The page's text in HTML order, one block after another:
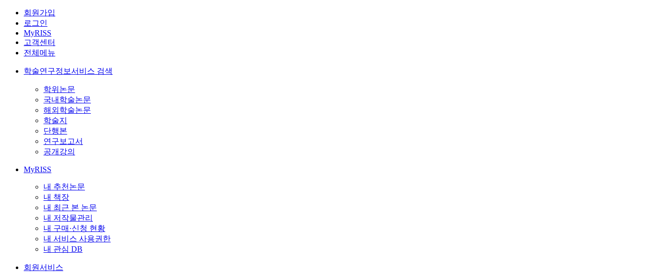
회원가입
로그인
MyRISS
고객센터
전체메뉴
학술연구정보서비스 검색
학위논문
국내학술논문
해외학술논문
학술지
단행본
연구보고서
공개강의
MyRISS
내 추천논문
내 책장
내 최근 본 논문
내 저작물관리
내 구매·신청 현황
내 서비스 사용권한
내 관심 DB
회원서비스